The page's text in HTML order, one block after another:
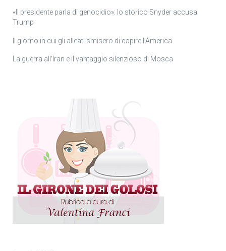
«Il presidente parla di genocidio»: lo storico Snyder accusa
Trump
Il giorno in cui gli alleati smisero di capire l’America
La guerra all’Iran e il vantaggio silenzioso di Mosca